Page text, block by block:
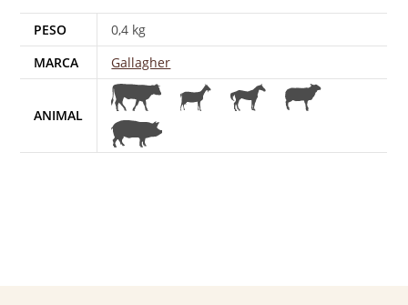
PESO
0,4 kg
MARCA
Gallagher
ANIMAL